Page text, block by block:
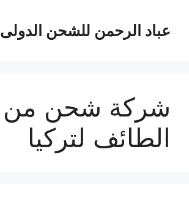
المحتوىعباد الرحمن للشحن الدولى
شركة شحن من
الطائف لتركيا